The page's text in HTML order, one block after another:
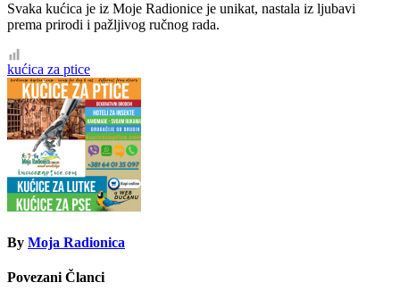
Svaka kućica je iz Moje Radionice je unikat, nastala iz ljubavi
prema prirodi i pažljivog ručnog rada.
Кретање
чланка
kućica za ptice
By Moja Radionica
Povezani Članci